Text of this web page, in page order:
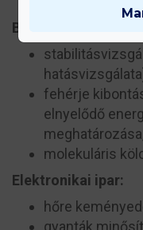
Biopharma:
fehérje
elnyelődő
molekuláris
Elektronikai ipar:
hőre
gyanták